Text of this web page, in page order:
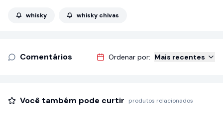
whisky whisky chivas
Comentários Ordenar por: Mais recentes
Você também pode curtir produtos relacionados